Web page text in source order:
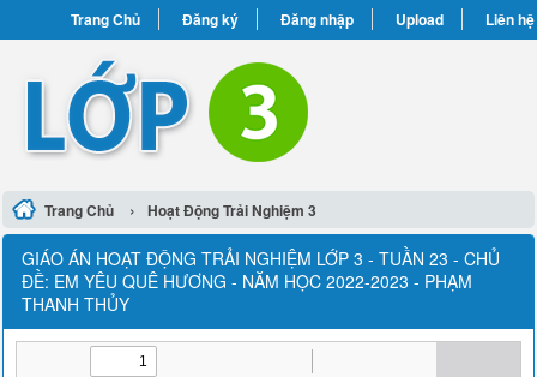
Trang Chủ Đăng ký Đăng nhập Upload Liên hệ
Trang Chủ › Hoạt Động Trải Nghiệm 3
GIÁO ÁN HOẠT ĐỘNG TRẢI NGHIỆM LỚP 3 - TUẦN 23 - CHỦ
ĐỀ: EM YÊU QUÊ HƯƠNG - NĂM HỌC 2022-2023 - PHẠM
THANH THỦY